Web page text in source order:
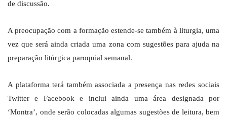
de discussão.
A preocupação com a formação estende-se também à liturgia, uma
vez que será ainda criada uma zona com sugestões para ajuda na
preparação litúrgica paroquial semanal.
A plataforma terá também associada a presença nas redes sociais
Twitter e Facebook e inclui ainda uma área designada por
‘Montra’, onde serão colocadas algumas sugestões de leitura, bem